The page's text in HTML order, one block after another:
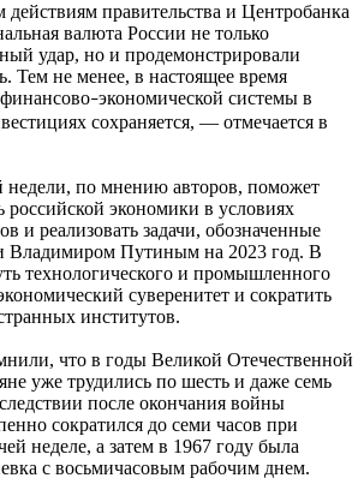
правительства и Центробанка
валюта России не только
удар, но и продемонстрировали
Тем не менее, в настоящее время
–экономической системы в
сохраняется, — отмечается в
недели, по мнению авторов, поможет
российской экономики в условиях
и реализовать задачи, обозначенные
Владимиром Путиным на 2023 год. В
технологического и промышленного
суверенитет и сократить
институтов.
что в годы Великой Отечественной
уже трудились по шесть и даже семь
после окончания войны
сократился до семи часов при
неделе, а затем в 1967 году была
с восьмичасовым рабочим днем.